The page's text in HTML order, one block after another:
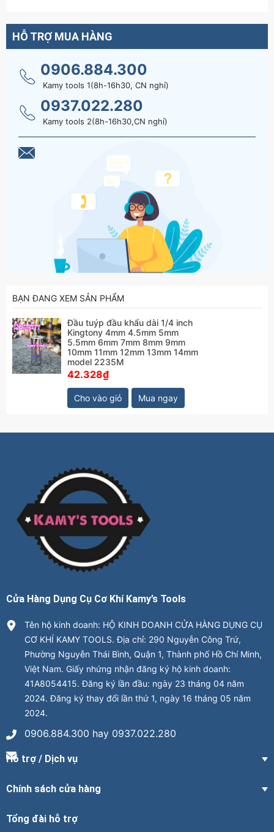
HỖ TRỢ MUA HÀNG
0906.884.300
Kamy tools 1(8h-16h30, CN nghỉ)
0937.022.280
Kamy tools 2(8h-16h30,CN nghỉ)
BẠN ĐANG XEM SẢN PHẨM
Đầu tuýp đầu khẩu dài 1/4 inch
Kingtony 4mm 4.5mm 5mm
5.5mm 6mm 7mm 8mm 9mm
10mm 11mm 12mm 13mm 14mm
model 2235M
42.328₫
Cho vào giỏ Mua ngay
Cửa Hàng Dụng Cụ Cơ Khí Kamy’s Tools
Tên hộ kinh doanh: HỘ KINH DOANH CỬA HÀNG DỤNG CỤ
CƠ KHÍ KAMY TOOLS. Địa chỉ: 290 Nguyễn Công Trứ,
Phường Nguyễn Thái Bình, Quận 1, Thành phố Hồ Chí Minh,
Việt Nam. Giấy nhứng nhận đăng ký hộ kinh doanh:
41A8054415. Đăng ký lần đầu: ngày 23 tháng 04 năm
2024. Đăng ký thay đổi lần thứ 1, ngày 16 tháng 05 năm
2024.
0906.884.300 hay 0937.022.280
Hỗ trợ / Dịch vụ
Chính sách cửa hàng
Tổng đài hỗ trợ